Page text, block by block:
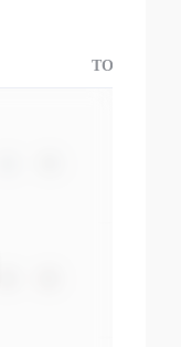
TOP3交易国